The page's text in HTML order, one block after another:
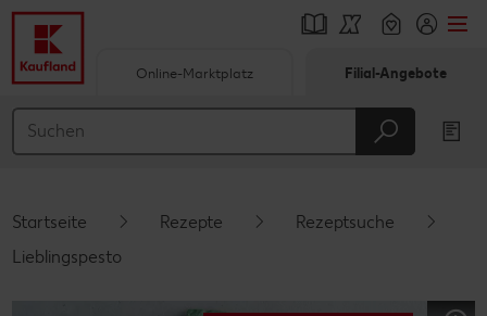
Hauptinhalt
Schwebender Seitenbereich
Online-Marktplatz Filial-Angebote
Startseite Rezepte
Rezeptsuche
Lieblingspesto